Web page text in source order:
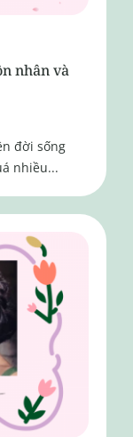
nhân và
đời sống
nhiều...